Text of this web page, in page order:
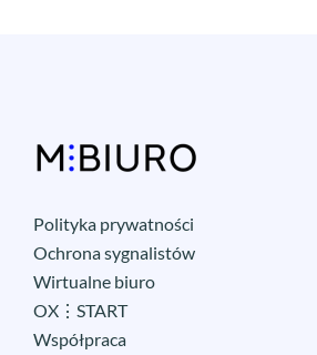
Polityka prywatności
Ochrona sygnalistów
Wirtualne biuro
OX⋮START
Współpraca